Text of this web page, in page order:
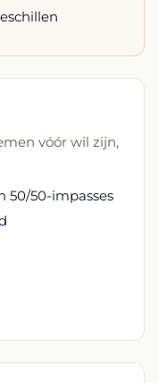
vóór wil zijn,
50/50-impasses